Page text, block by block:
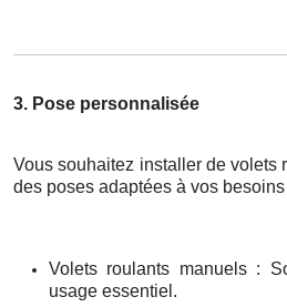
3. Pose personnalisée
Vous souhaitez installer de volets
des poses adaptées à vos besoins
Volets roulants manuels :
usage essentiel.